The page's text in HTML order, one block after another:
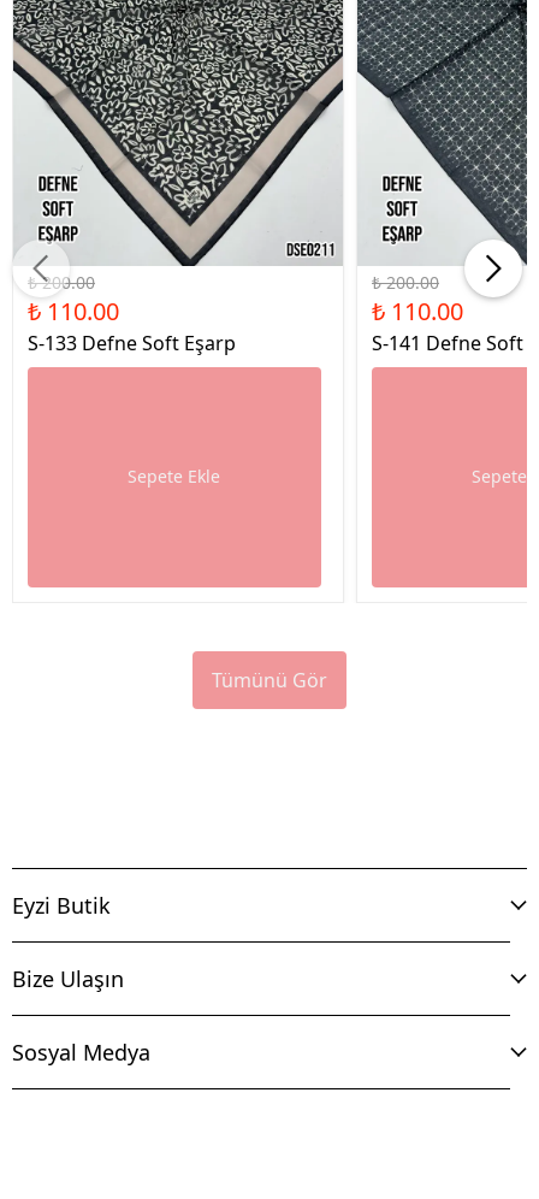
%45 İndirim
₺ 200.00
₺ 110.00
S-133 Defne Soft Eşarp
Sepete Ekle
%45 İndirim
₺ 200.00
₺ 110.00
S-141 Defne Soft
Sepete
Tümünü Gör
Eyzi Butik
Bize Ulaşın
Sosyal Medya